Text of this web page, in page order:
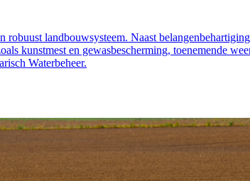
landbouwsysteem. Naast
kunstmest en gewasbescherming, toenemende
Waterbeheer.